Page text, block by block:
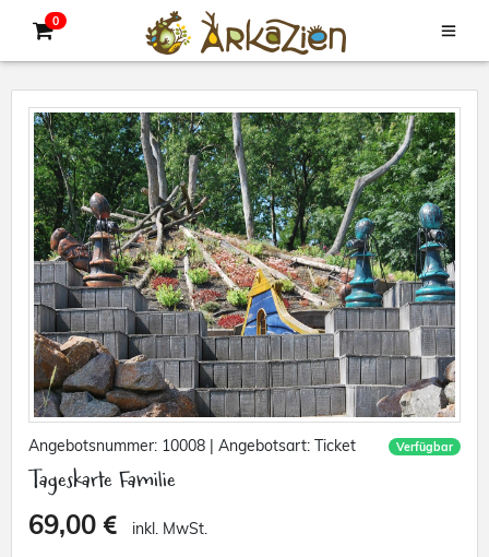
0
Angebotsnummer: 10008 | Angebotsart: Ticket Verfügbar
Tageskarte Familie
69,00 inkl. MwSt.